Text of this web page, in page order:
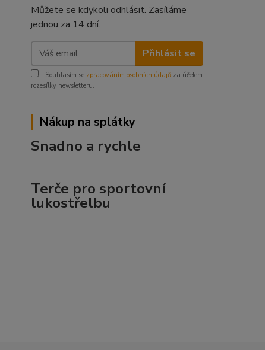
Můžete se kdykoli odhlásit. Zasíláme
jednou za 14 dní.
Přihlásit se
Souhlasím se zpracováním osobních údajů za účelem
rozesílky newsletteru.
Nákup na splátky
Snadno a rychle
Terče pro sportovní
lukostřelbu